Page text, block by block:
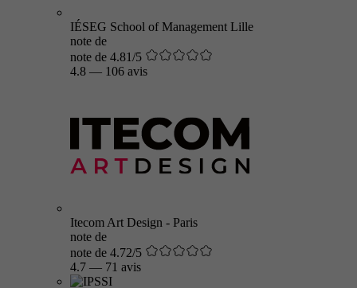
IÉSEG School of Management Lille
note de
note de 4.81/5
4.8 — 106 avis
Itecom Art Design - Paris
note de
note de 4.72/5
4.7 — 71 avis